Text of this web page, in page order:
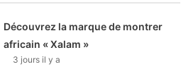
Découvrez la marque de montrer
africain « Xalam »
3 jours il y a